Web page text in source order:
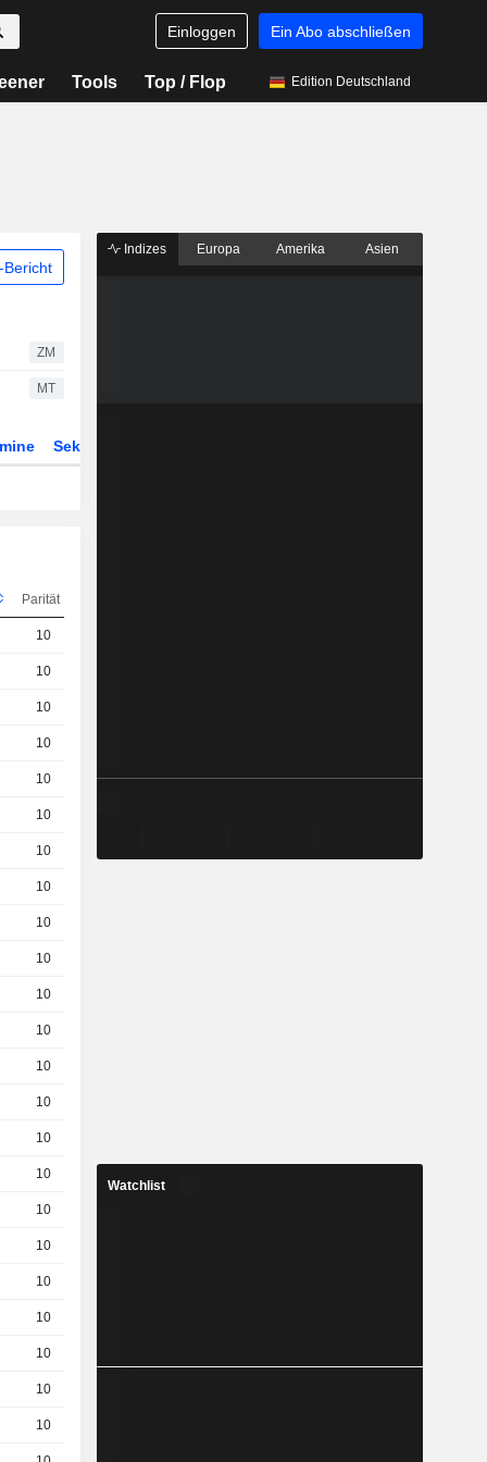
Einloggen Ein Abo abschließen
Tools Top / Flop Edition Deutschland
Bericht
ZM
MT
Sektor
Parität
10
10
10
10
10 1.45 / 1.47
10
10
10
10
10
10
10
10
10
10
10
10
10
10
10
10
10
10
Indizes Europa Amerika Asien
Watchlist